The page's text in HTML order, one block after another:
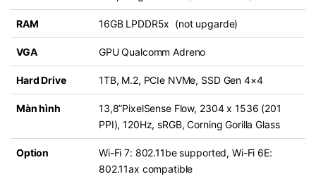
RAM 16GB LPDDR5x (not upgarde)
VGA GPU Qualcomm Adreno
Hard Drive 1TB, M.2, PCIe NVMe, SSD Gen 4×4
Màn hình
13,8”PixelSense Flow, 2304 x 1536 (201
PPI), 120Hz, sRGB, Corning Gorilla Glass
Option
Wi-Fi 7: 802.11be supported, Wi-Fi 6E:
802.11ax compatible